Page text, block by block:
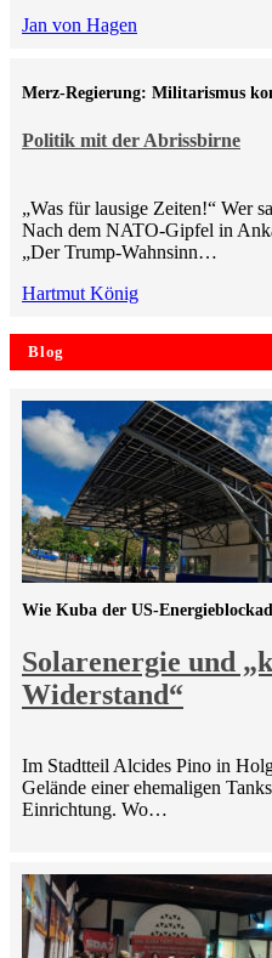
Jan von Hagen
Politik mit der Abrissbirne
Merz-Regierung: Militarismus
„Was für lausige Zeiten!“ Wer
Nach dem NATO-Gipfel in
„Der Trump-Wahnsinn…
Hartmut König
Blog
Solarenergie und
Widerstand“
Wie Kuba der US-
Im Stadtteil Alcides Pino in
Gelände einer ehemaligen
Einrichtung. Wo…